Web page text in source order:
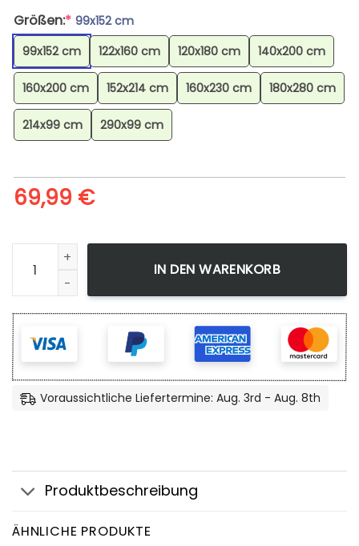
Größen:* 99x152 cm
99x152 cm
122x160 cm 120x180 cm 140x200 cm
160x200 cm 152x214 cm 160x230 cm 180x280 cm
214x99 cm 290x99 cm
69,99 €
Alle Glcklichen Pokmon Teppich, Exklusives Otaku Deko
IN DEN WARENKORB
Voraussichtliche Liefertermine: Aug. 3rd - Aug. 8th
Produktbeschreibung
ÄHNLICHE PRODUKTE